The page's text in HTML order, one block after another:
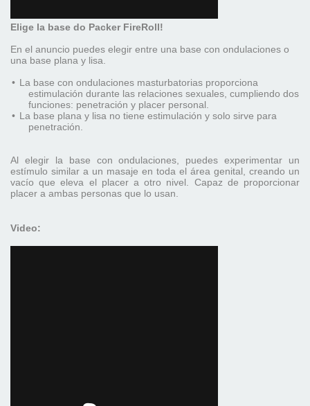
Elige la base do Packer FireRoll!
En el anuncio puedes elegir entre una base con ondulaciones o
una base plana y lisa.
• La base con ondulaciones masturbatorias proporciona
estimulación durante las relaciones sexuales, cumpliendo dos
funciones: penetración y placer personal.
• La base plana y lisa no tiene estimulación y solo sirve para
penetración.
Al elegir la base con ondulaciones, puedes experimentar un
estímulo similar a un masaje en toda el área genital, creando un
vacío que eleva el placer a otro nivel. Capaz de proporcionar
placer a ambas personas que lo usan.
Video: